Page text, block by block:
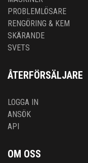
PROBLEMLÖSARE
RENGÖRING & KEM
SKÄRANDE
SVETS
ÅTERFÖRSÄLJARE
LOGGA IN
ANSÖK
API
OM OSS